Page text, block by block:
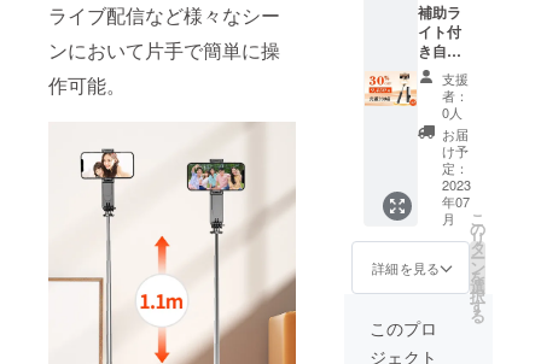
ライブ配信など様々なシー
ンにおいて片手で簡単に操
作可能。
補助ラ
イト付
き自撮
り棒
「TOK
L15」 2
セット
内容：
TOKQI
L15本体
*2 ケー
ブル*2
日本語
取扱説
Bluetoo
thリモ
支援
者：
0人
お届
け予
定：
2023
年07
月
詳細を見る
こ
の
リ
タ
ー
ン
を
選
択
す
る
このプロ
ジェクト